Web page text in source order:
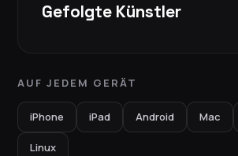
Gefolgte Künstler
AUF JEDEM GERÄT
iPhone iPad Android Mac
Linux